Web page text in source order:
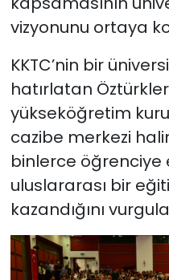
vizyonunu ortaya
KKTC’nin bir
hatırlatan Öztürkler,
yükseköğretim
cazibe merkezi
binlerce
uluslararası bir
kazandığını